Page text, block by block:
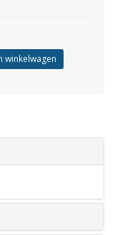
winkelwagen